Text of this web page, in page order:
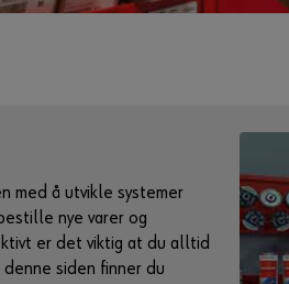
med å utvikle systemer
nye varer og
er det viktig at du alltid
siden finner du